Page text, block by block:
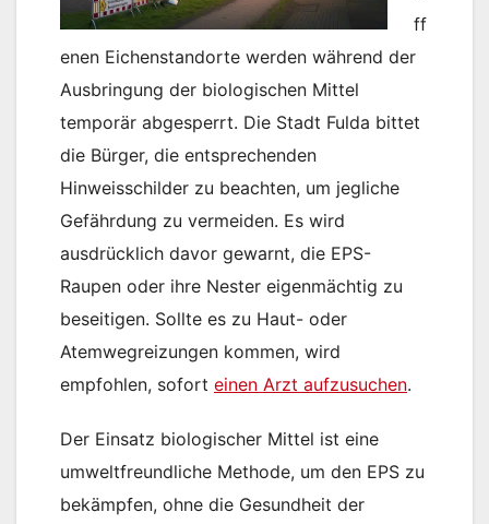
ff
enen Eichenstandorte werden während der
Ausbringung der biologischen Mittel
temporär abgesperrt. Die Stadt Fulda bittet
die Bürger, die entsprechenden
Hinweisschilder zu beachten, um jegliche
Gefährdung zu vermeiden. Es wird
ausdrücklich davor gewarnt, die EPS-
Raupen oder ihre Nester eigenmächtig zu
beseitigen. Sollte es zu Haut- oder
Atemwegreizungen kommen, wird
empfohlen, sofort einen Arzt aufzusuchen.
Der Einsatz biologischer Mittel ist eine
umweltfreundliche Methode, um den EPS zu
bekämpfen, ohne die Gesundheit der